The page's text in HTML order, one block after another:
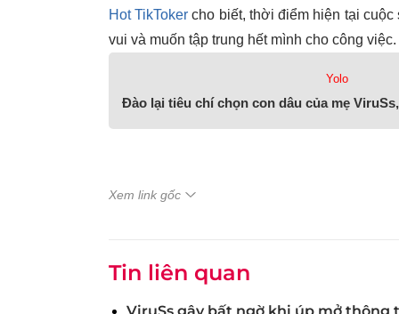
Hot TikToker cho biết, thời điểm hiện tại
vui và muốn tập trung hết mình cho công việc.
Yolo
Đào lại tiêu chí chọn con dâu của mẹ
Xem link gốc
Tin liên quan